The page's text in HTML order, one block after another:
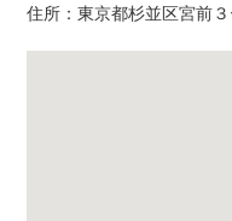
住所：東京都杉並区宮前３